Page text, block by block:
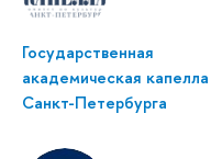
Государственная
академическая капелла
Санкт-Петербурга